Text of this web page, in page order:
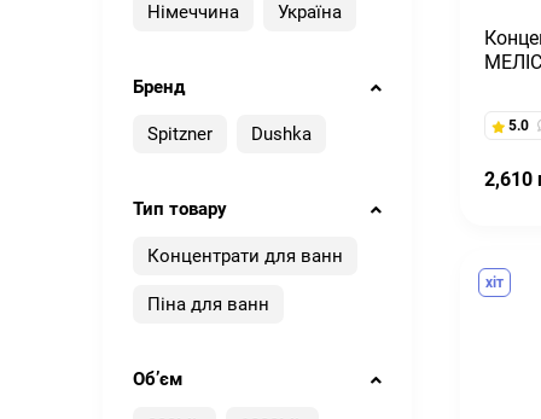
5.0
2,610
хіт
Німеччина Україна
Бренд
Spitzner Dushka
Тип товару
Концентрати для ванн
Піна для ванн
Обʼєм